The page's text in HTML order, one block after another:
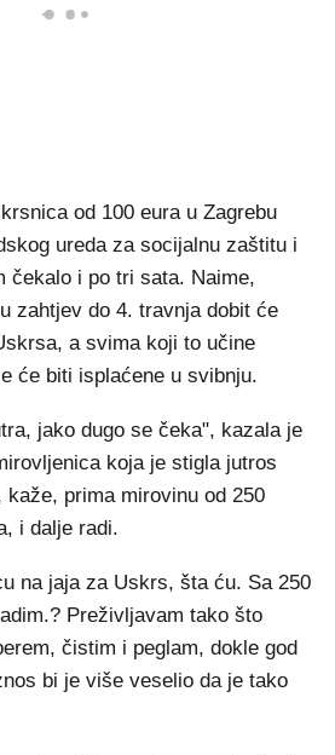
od 100 eura u Zagrebu
ureda za socijalnu zaštitu i
čekalo i po tri sata. Naime,
zahtjev do 4. travnja dobit će
a svima koji to učine
će biti isplaćene u svibnju.
jako dugo se čeka", kazala je
koja je stigla jutros
kaže, prima mirovinu od 250
i dalje radi.
na jaja za Uskrs, šta ću. Sa 250
Preživljavam tako što
čistim i peglam, dokle god
bi je više veselio da je tako